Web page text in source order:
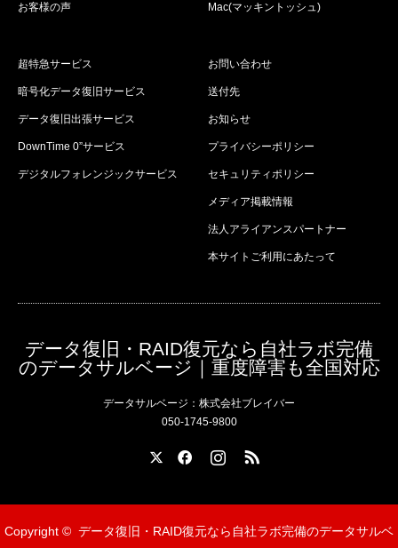
お客様の声 Mac(マッキントッシュ)
超特急サービス
暗号化データ復旧サービス
データ復旧出張サービス
DownTime 0”サービス
デジタルフォレンジックサービス
お問い合わせ
送付先
お知らせ
プライバシーポリシー
セキュリティポリシー
メディア掲載情報
法人アライアンスパートナー
本サイトご利用にあたって
データ復旧・RAID復元なら自社ラボ完備
のデータサルベージ｜重度障害も全国対応
データサルベージ：株式会社ブレイバー
050-1745-9800
Copyright © データ復旧・RAID復元なら自社ラボ完備のデータサルベ